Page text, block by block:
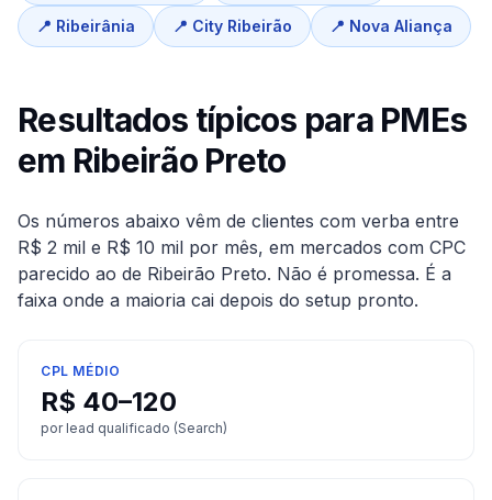
📍 Ribeirânia 📍 City Ribeirão 📍 Nova Aliança
Resultados típicos para PMEs
em Ribeirão Preto
Os números abaixo vêm de clientes com verba entre
R$ 2 mil e R$ 10 mil por mês, em mercados com CPC
parecido ao de Ribeirão Preto. Não é promessa. É a
faixa onde a maioria cai depois do setup pronto.
CPL MÉDIO
R$ 40–120
por lead qualificado (Search)